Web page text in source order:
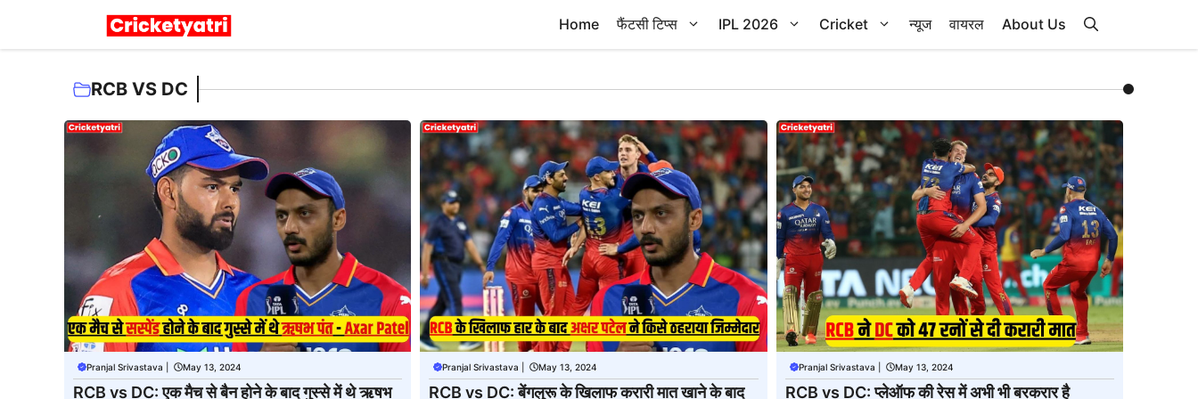
Home फैंटसी टिप्स IPL 2026 Cricket न्यूज वायरल About Us
RCB VS DC
Pranjal Srivastava May 13, 2024
RCB vs DC: एक मैच से बैन होने के बाद गुस्से में थे ऋषभ
Pranjal Srivastava May 13, 2024
RCB vs DC: बेंगलुरू के खिलाफ करारी मात खाने के बाद
Pranjal Srivastava May 13, 2024
RCB vs DC: प्लेऑफ की रेस में अभी भी बरकरार है